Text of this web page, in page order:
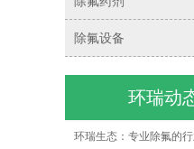
除氟设备
环瑞动
环瑞生态：专业除氟的